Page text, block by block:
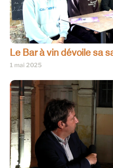
Le Bar à vin dévoile sa
1 mai 2025